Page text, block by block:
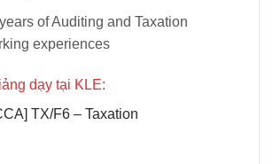
of Auditing and Taxation
experiences
dạy tại KLE:
TX/F6 – Taxation